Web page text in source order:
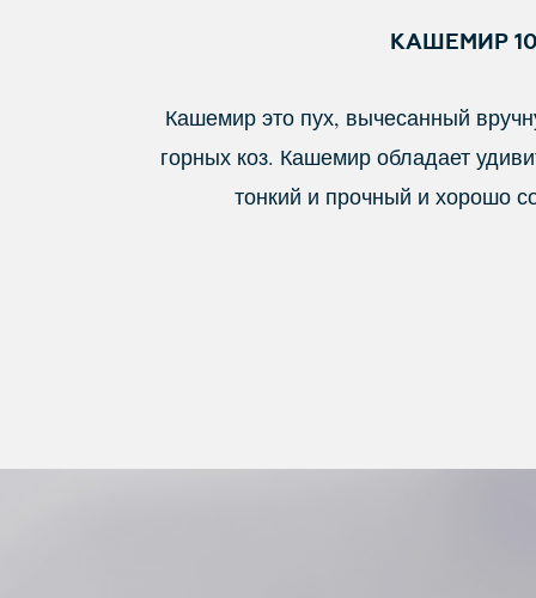
КАШЕМИР
Кашемир это пух, вычесанный
горных коз. Кашемир обладает
тонкий и прочный и хорошо